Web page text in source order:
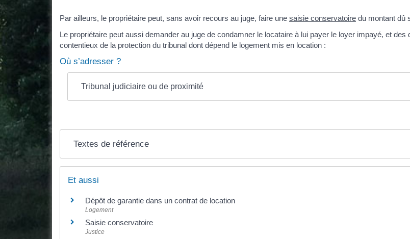
Par ailleurs, le propriétaire peut, sans avoir recours au juge, faire une saisie conservatoire du montant dû
Le propriétaire peut aussi demander au juge de condamner le locataire à lui payer le loyer impayé, et
contentieux de la protection du tribunal dont dépend le logement mis en location :
Où s’adresser ?
Tribunal judiciaire ou de proximité
Textes de référence
Et aussi
Dépôt de garantie dans un contrat de location
Logement
Saisie conservatoire
Justice